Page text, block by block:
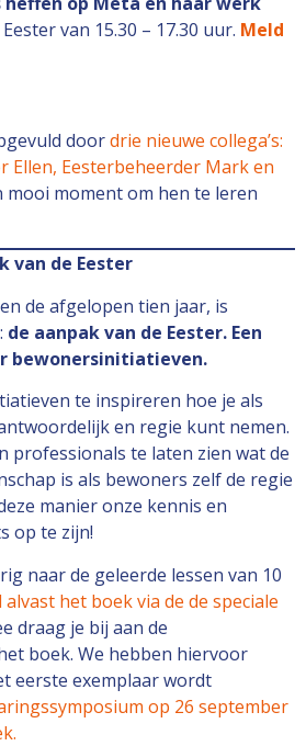
van 15.30 – 17.30 uur. Meld
doordrie nieuwe collega’s:
Ellen, Eesterbeheerder Mark en
mooi moment om hen te leren
van de Eester
de afgelopen tien jaar, is
de aanpak van de Eester. Een
bewonersinitiatieven.
te inspireren hoe je als
en regie kunt nemen.
professionals te laten zien wat de
is als bewoners zelf de regie
manier onze kennis en
op te zijn!
naar de geleerde lessen van 10
alvast het boek via de de speciale
draag je bij aan de
boek. We hebben hiervoor
eerste exemplaar wordt
op 26 september